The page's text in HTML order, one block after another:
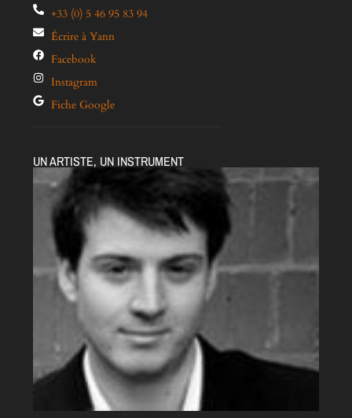
+33 (0) 5 46 95 83 94
Écrire à Yann
Facebook
Instagram
Fiche Google
UN ARTISTE, UN INSTRUMENT